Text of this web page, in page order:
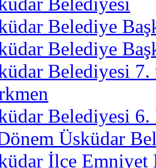
Belediye
Belediye
Belediyesi
Belediyesi 6.
Üsküdar
İlçe